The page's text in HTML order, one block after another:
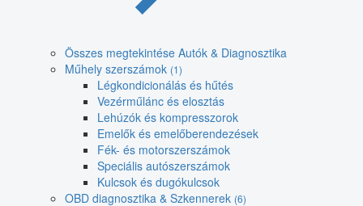
Összes megtekintése Autók & Diagnosztika
Műhely szerszámok (1)
Légkondicionálás és hűtés
Vezérműlánc és elosztás
Lehúzók és kompresszorok
Emelők és emelőberendezések
Fék- és motorszerszámok
Speciális autószerszámok
Kulcsok és dugókulcsok
OBD diagnosztika & Szkennerek (6)